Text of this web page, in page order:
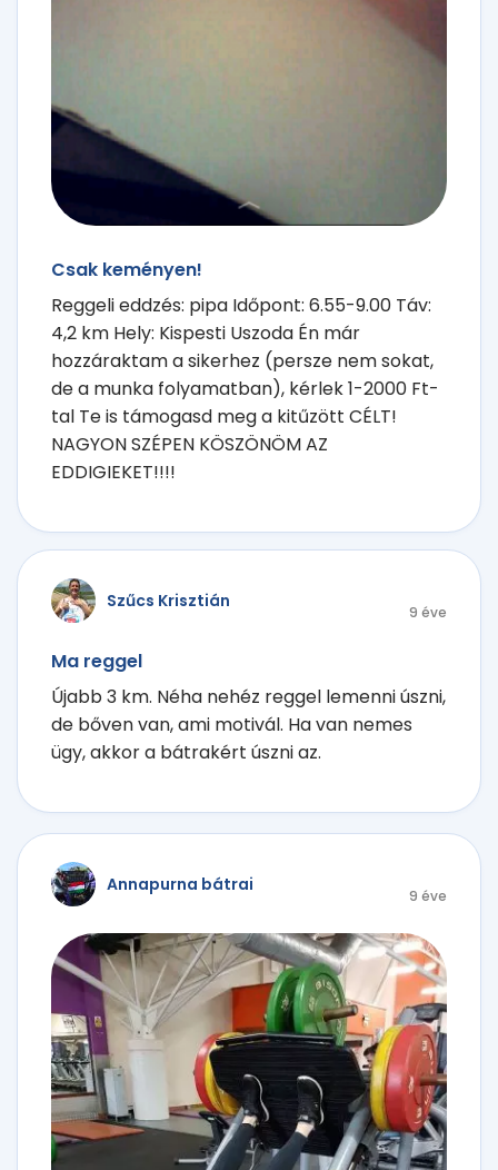
Csak keményen!
Reggeli eddzés: pipa Időpont: 6.55-9.00 Táv:
4,2 km Hely: Kispesti Uszoda Én már
hozzáraktam a sikerhez (persze nem sokat,
de a munka folyamatban), kérlek 1-2000 Ft-
tal Te is támogasd meg a kitűzött CÉLT!
NAGYON SZÉPEN KÖSZÖNÖM AZ
EDDIGIEKET!!!!
Szűcs Krisztián
9 éve
Ma reggel
Újabb 3 km. Néha nehéz reggel lemenni úszni,
de bőven van, ami motivál. Ha van nemes
ügy, akkor a bátrakért úszni az.
Annapurna bátrai
9 éve